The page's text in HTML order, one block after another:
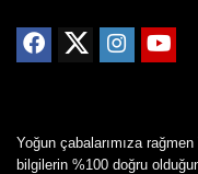
Yoğun çabalarımıza
bilgilerin %100 doğru